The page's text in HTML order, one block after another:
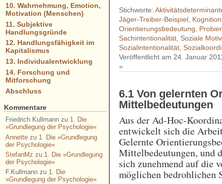
Stichworte:
Jäger-Treiber-Beispiel Kognition
Orientierungsbedeutung
Sachintentionalität ,Soziale
Sozialintentionalität ,
Veröffentlicht am 24. Januar
»
6.1 Von gelernten
Mittelbedeutungen
Aus der Ad-Hoc-
entwickelt sich die
Gelernte
Mittelbedeutungen, und
sich zunehmend auf die
möglichen bedrohlichen
10. Wahrnehmung, Emotion,
Motivation (Menschen)
11. Subjektive
Handlungsgründe
12. Handlungsfähigkeit im
Kapitalismus
13. Individualentwicklung
14. Forschung und
Mitforschung
Abschluss
Kommentare
Friedrich Kullmannzu 1. Die
»Grundlegung der Psychologie«
Annettezu 1. Die »Grundlegung
der Psychologie«
StefanMz zu 1. Die »Grundlegung
der Psychologie«
F.Kullmannzu 1. Die
»Grundlegung der Psychologie«